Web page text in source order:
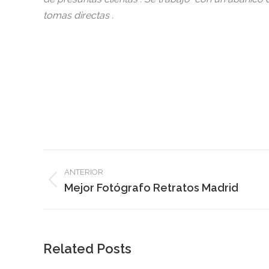
tomas directas .
entre
ANTERIOR
Publicación
Mejor Fotógrafo Retratos Madrid
Related Posts